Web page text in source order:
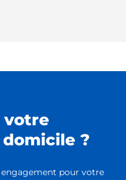
votre
?
engagement pour votre